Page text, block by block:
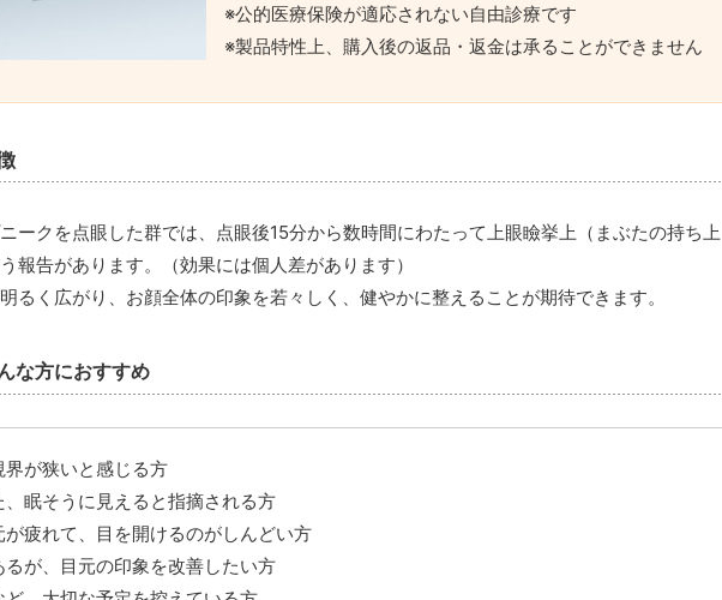
※公的医療保険が適応されない自由診療です
※製品特性上、購入後の返品・返金は承ることができません
ークを点眼した群では、点眼後15分から数時間にわたって上眼瞼挙上（まぶたの持ち上
報告があります。（効果には個人差があります）
るく広がり、お顔全体の印象を若々しく、健やかに整えることが期待できます。
な方におすすめ
界が狭いと感じる方
、眠そうに見えると指摘される方
疲れて、目を開けるのがしんどい方
が、目元の印象を改善したい方